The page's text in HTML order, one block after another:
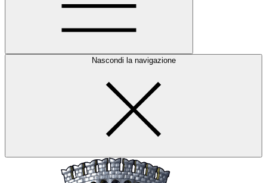
Nascondi la navigazione